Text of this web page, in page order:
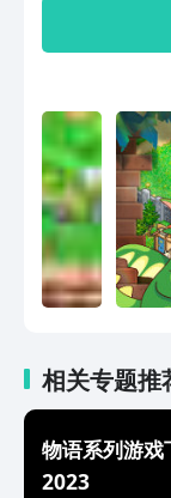
相关专题推
物语系列游戏
2023